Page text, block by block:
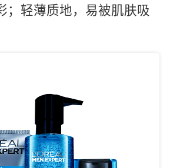
；轻薄质地，易被肌肤吸